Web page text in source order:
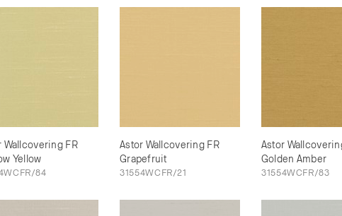
Wallcovering FR
Yellow
84
Astor Wallcovering FR
Grapefruit
31554WCFR/21
Astor
Golden Amber
31554WCFR/83